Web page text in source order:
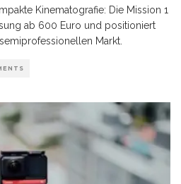
Kinematografie: Die Mission 1
ab 600 Euro und positioniert
Markt.